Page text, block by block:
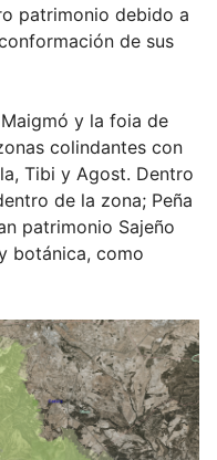
patrimonio debido a
de sus
y la foia de
colindantes con
Tibi y Agost. Dentro
de la zona; Peña
patrimonio Sajeño
botánica, como